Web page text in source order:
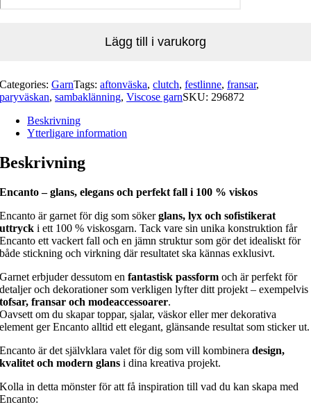
Lägg till i varukorg
Categories:GarnTags:aftonväska,clutch,festlinne,fransar,
paryväskan,sambaklänning,Viscose garnSKU: 296872
Beskrivning
Ytterligare information
Beskrivning
Encanto – glans, elegans och perfekt fall i 100 % viskos
Encanto är garnet för dig som sökerglans, lyx och sofistikerat
uttryck i ett 100 % viskosgarn. Tack vare sin unika konstruktion får
Encanto ett vackert fall och en jämn struktur som gör det idealiskt för
både stickning och virkning där resultatet ska kännas exklusivt.
Garnet erbjuder dessutom enfantastisk passform och är perfekt för
detaljer och dekorationer som verkligen lyfter ditt projekt – exempelvis
tofsar, fransar och modeaccessoarer.
Oavsett om du skapar toppar, sjalar, väskor eller mer dekorativa
element ger Encanto alltid ett elegant, glänsande resultat som sticker ut.
Encanto är det självklara valet för dig som vill kombineradesign,
kvalitet och modern glans i dina kreativa projekt.
Kolla in detta mönster för att få inspiration till vad du kan skapa med
Encanto: